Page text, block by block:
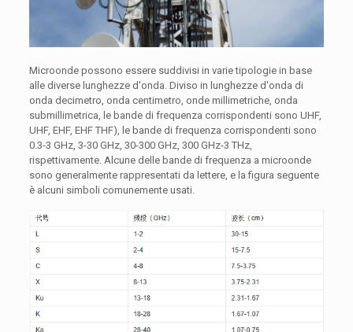
Microonde possono essere suddivisi in varie tipologie in base
alle diverse lunghezze d'onda. Diviso in lunghezze d'onda di
onda decimetro, onda centimetro, onde millimetriche, onda
submillimetrica, le bande di frequenza corrispondenti sono UHF,
UHF, EHF, EHF THF), le bande di frequenza corrispondenti sono
0.3-3 GHz, 3-30 GHz, 30-300 GHz, 300 GHz-3 THz,
rispettivamente. Alcune delle bande di frequenza a microonde
sono generalmente rappresentati da lettere, e la figura seguente
è alcuni simboli comunemente usati.